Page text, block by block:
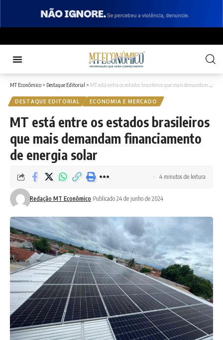
MT Econômico > Destaque Editorial > MT está entre os estados brasileiros que mais demandam financiamento de energia solar
DESTAQUE EDITORIAL ECONOMIA E MERCADO
MT está entre os estados brasileiros
que mais demandam financiamento
de energia solar
Redação MT Econômico Publicado 24 de junho de 2024
4 minutos de leitura